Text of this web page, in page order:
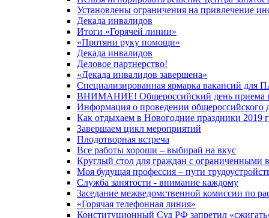
Установлены ограничения на привлечение
Декада инвалидов
Итоги «Горячей линии»
«Протяни руку помощи»
Декада инвалидов
Деловое партнерство!
«Декада инвалидов завершена»
Специализированная ярмарка вакансий для
ВНИМАНИЕ! Общероссийский день приема
Информация о проведении общероссийского
Как отдыхаем в Новогодние праздники 2019
Завершаем цикл мероприятий
Плодотворная встреча
Все работы хороши – выбирай на вкус
Круглый стол для граждан с ограниченными
Моя будущая профессия – пути
Служба занятости - внимание каждому
Заседание межведомственной комиссии по
«Горячая телефонная линия»
Конституционный Суд РФ запретил